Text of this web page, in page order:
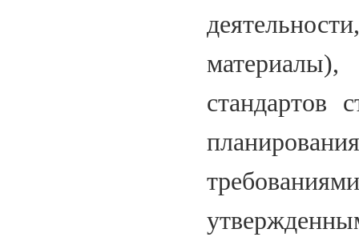
стандартов